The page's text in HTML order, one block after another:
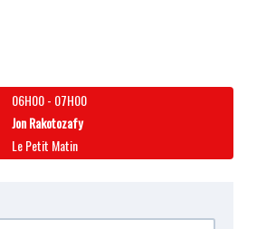
06H00- 07H00
Jon Rakotozafy
Le Petit Matin